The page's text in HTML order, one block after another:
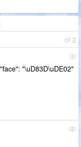
of 2
1
"\uD83D\uDE02"
2